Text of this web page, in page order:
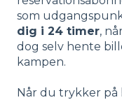
som
dig i 24 timer,
dog selv hente
kampen.
Når du trykker på